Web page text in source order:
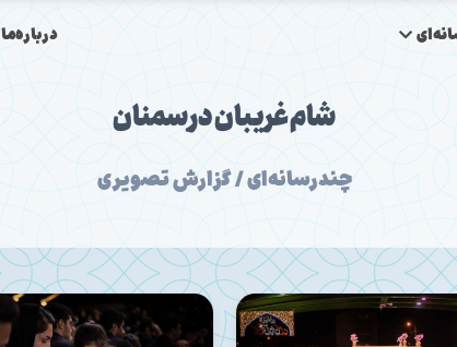
درباره‌ما
شام غریبان در سمنان
چندرسانه‌ای / گزارش تصویری